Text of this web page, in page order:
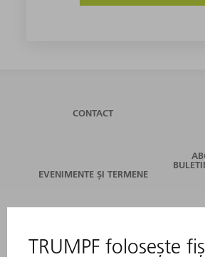
CONTACT
EVENIMENTE ȘI TERMENE
SERVICII ONLINE